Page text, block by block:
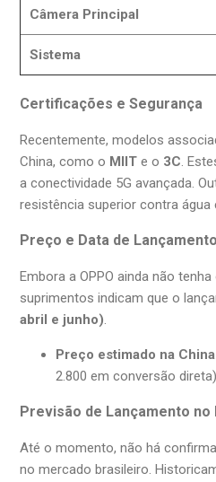
Câmera Principal
Sistema
Certificações e Segurança
Recentemente, modelos
China, como o MIIT e o 3C.
a conectividade 5G avançada.
resistência superior contra
Preço e Data de Lançamento
Embora a OPPO ainda não
suprimentos indicam que o
abril e junho).
Preço estimado na
2.800 em conversão
Previsão de Lançamento no
Até o momento, não há
no mercado brasileiro.